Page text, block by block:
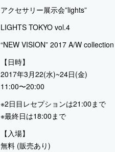
アクセサリー展示会”lights”
LIGHTS TOKYO vol.4
“NEW VISION” 2017 A/W collection
【日時】
2017年3月22(水)~24日(金)
11:00〜20:00
※2日目レセプションは21:00まで
※最終日は18:00まで
【入場】
無料 (販売あり)